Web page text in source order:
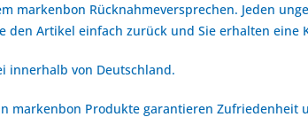
markenbon Rücknahmeversprechen. Jeden
den Artikel einfach zurück und Sie erhalten eine
innerhalb von Deutschland.
markenbon Produkte garantieren Zufriedenheit